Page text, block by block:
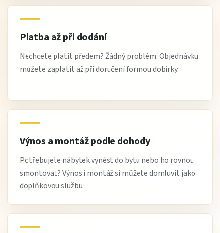
Platba až při dodání
Nechcete platit předem? Žádný problém. Objednávku
můžete zaplatit až při doručení formou dobírky.
Výnos a montáž podle dohody
Potřebujete nábytek vynést do bytu nebo ho rovnou
smontovat? Výnos i montáž si můžete domluvit jako
doplňkovou službu.